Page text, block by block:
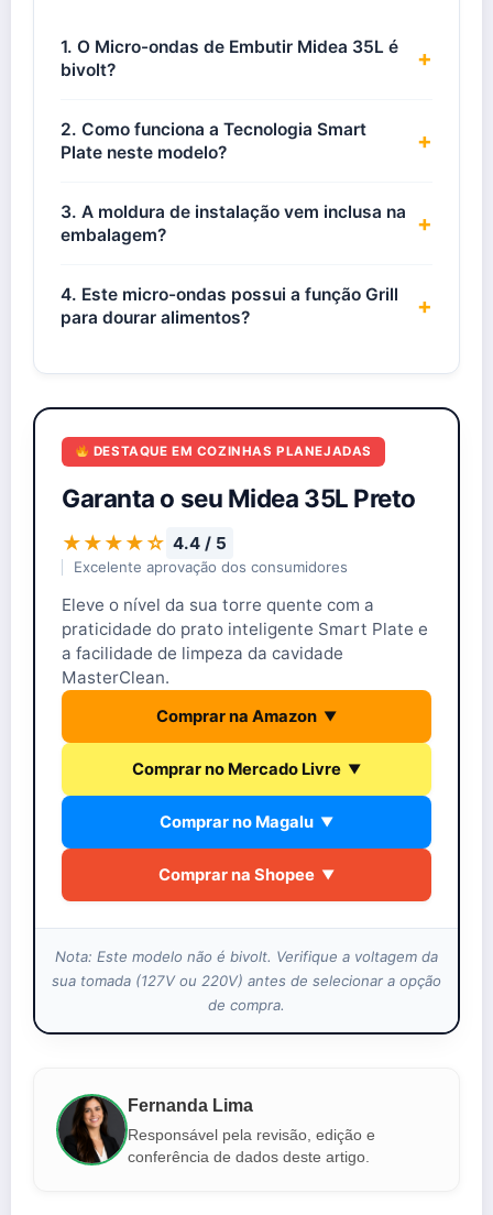
1. O Micro-ondas de Embutir Midea 35L é
bivolt?
+
2. Como funciona a Tecnologia Smart
Plate neste modelo?
+
3. A moldura de instalação vem inclusa na
embalagem?
+
4. Este micro-ondas possui a função Grill
para dourar alimentos?
+
DESTAQUE EM COZINHAS PLANEJADAS
Garanta o seu Midea 35L Preto
★★★★☆ 4.4 / 5
Excelente aprovação dos consumidores
Eleve o nível da sua torre quente com a
praticidade do prato inteligente Smart Plate e
a facilidade de limpeza da cavidade
MasterClean.
Comprar na Amazon ▼
Comprar no Mercado Livre ▼
Comprar no Magalu ▼
Comprar na Shopee ▼
Nota: Este modelo não é bivolt. Verifique a voltagem da
sua tomada (127V ou 220V) antes de selecionar a opção
de compra.
Fernanda Lima
Responsável pela revisão, edição e
conferência de dados deste artigo.